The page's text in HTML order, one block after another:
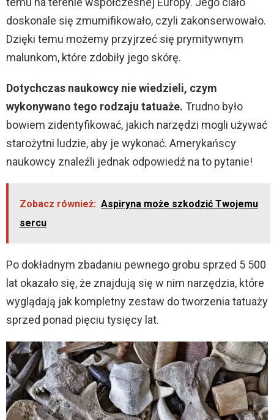
doskonale się zmumifikowało, czyli zakonserwowało.
Dzięki temu możemy przyjrzeć się prymitywnym
malunkom, które zdobiły jego skórę.
Dotychczas naukowcy nie wiedzieli, czym
wykonywano tego rodzaju tatuaże. Trudno było
bowiem zidentyfikować, jakich narzędzi mogli używać
starożytni ludzie, aby je wykonać. Amerykańscy
naukowcy znaleźli jednak odpowiedź na to pytanie!
Zobacz również: Aspiryna może szkodzić Twojemu
sercu
Po dokładnym zbadaniu pewnego grobu sprzed 5 500
lat okazało się, że znajdują się w nim narzędzia, które
wyglądają jak kompletny zestaw do tworzenia tatuaży
sprzed ponad pięciu tysięcy lat.